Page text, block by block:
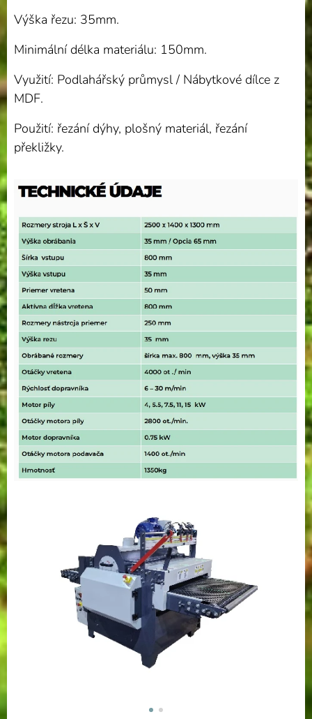
Výška řezu: 35mm.
Minimální délka materiálu: 150mm.
Využití: Podlahářský průmysl / Nábytkové dílce z
MDF.
Použití: řezání dýhy, plošný materiál, řezání
překližky.